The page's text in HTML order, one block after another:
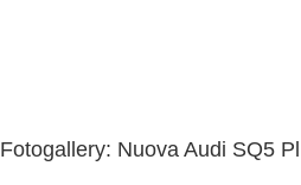
Fotogallery: Nuova Audi SQ5